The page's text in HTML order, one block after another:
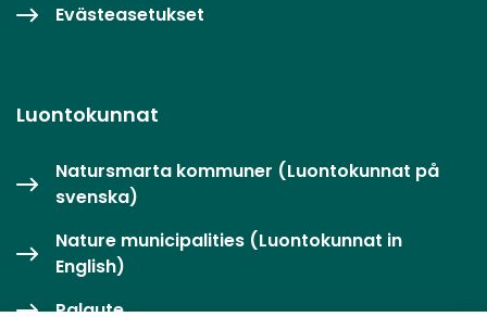
Evästeasetukset
Luontokunnat
Natursmarta kommuner (Luontokunnat på
svenska)
Nature municipalities (Luontokunnat in
English)
Palaute